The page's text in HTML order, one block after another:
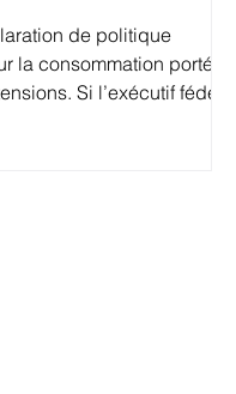
de politique
la consommation portée
Si l’exécutif